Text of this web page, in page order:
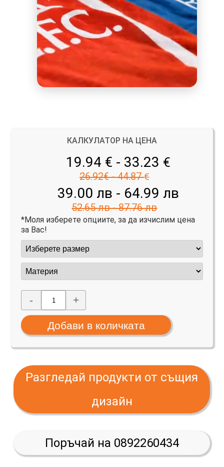
КАЛКУЛАТОР НА ЦЕНА
19.94 € - 33.23 €
26.92€ - 44.87 €
39.00 лв - 64.99 лв
52.65 лв - 87.76 лв
*Моля изберете опциите, за да изчислим цена
за Вас!
- +
Разгледай продукти от същия
дизайн
Поръчай на 0892260434